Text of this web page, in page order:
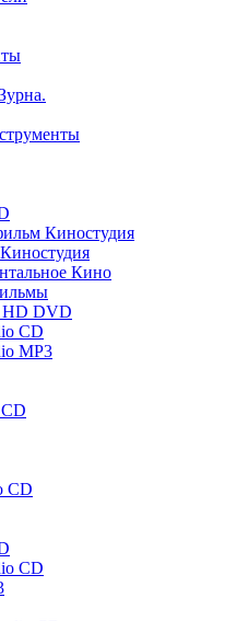
Киностудия
Кино
HD DVD
CD
MP3
CD
CD